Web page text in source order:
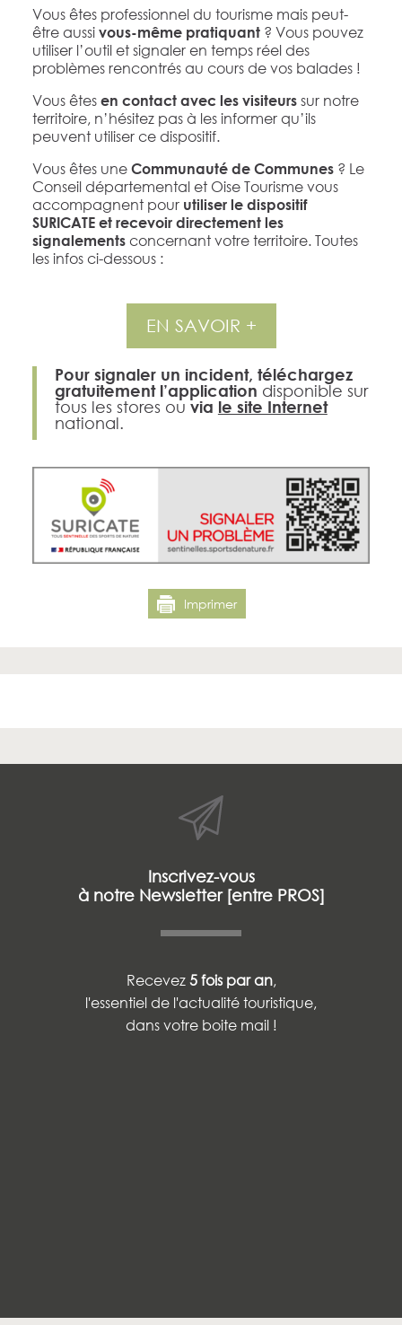
Vous êtes professionnel du tourisme mais peut-
être aussi vous-même pratiquant? Vous pouvez
utiliser l’outil et signaler en temps réel des
problèmes rencontrés au cours de vos balades !
Vous êtes en contact avec les visiteurssur notre
territoire, n’hésitez pas à les informer qu’ils
peuvent utiliser ce dispositif.
Vous êtes une Communauté de Communes? Le
Conseil départemental et Oise Tourisme vous
accompagnent pour utiliser le dispositif
SURICATE et recevoir directement les
signalementsconcernant votre territoire. Toutes
les infos ci-dessous :
EN SAVOIR +
Pour signaler un incident, téléchargez
gratuitement l’application disponible sur
tous les stores ou via le site Internet
national.
Imprimer
Inscrivez-vous
à notre Newsletter [entre PROS]
Recevez5 fois par an,
l'essentiel de l'actualité touristique,
dans votre boite mail !